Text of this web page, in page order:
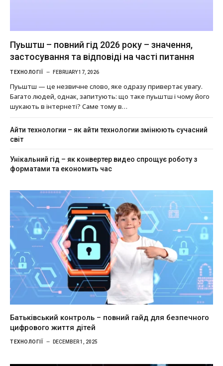
Пуьштш – повний гід 2026 року – значення,
застосування та відповіді на часті питання
ТЕХНОЛОГІЇ FEBRUARY 17, 2026
Пуьштш — це незвичне слово, яке одразу привертає увагу.
Багато людей, однак, запитують: що таке пуьштш і чому його
шукають в інтернеті? Саме тому в…
Айти технологии – як айти технологии змінюють сучасний
світ
Унікальний гід – як конвертер видео спрощує роботу з
форматами та економить час
Батьківський контроль – повний гайд для безпечного
цифрового життя дітей
ТЕХНОЛОГІЇ DECEMBER 1, 2025